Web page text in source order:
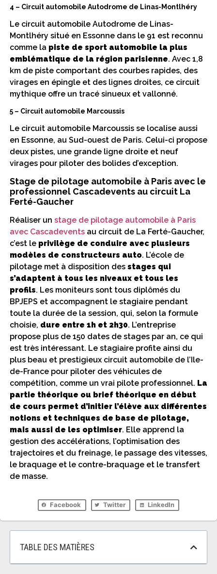
4 – Circuit automobile Autodrome de Linas-Montlhéry
Le circuit automobile Autodrome de Linas-
Montlhéry situé en Essonne dans le 91 est reconnu
comme la piste de sport automobile la plus
emblématique de la région parisienne. Avec 1,8
km de piste comportant des courbes rapides, des
virages en épingle et des lignes droites, ce circuit
mythique offre un tracé sinueux et vallonné.
5 – Circuit automobile Marcoussis
Le circuit automobile Marcoussis se localise aussi
en Essonne, au Sud-ouest de Paris. Celui-ci propose
deux pistes, une grande ligne droite et neuf
virages pour piloter des bolides d’exception.
Stage de pilotage automobile à Paris avec le
professionnel Cascadevents au circuit La
Ferté-Gaucher
Réaliser un stage de pilotage automobile à Paris
avec Cascadevents au circuit de La Ferté-Gaucher,
c’est le privilège de conduire avec plusieurs
modèles de constructeurs auto. L’école de
pilotage met à disposition des stages qui
s’adaptent à tous les niveaux et tous les
profils. Les moniteurs sont tous diplômés du
BPJEPS et accompagnent le stagiaire pendant
toute la durée de la session, qui, selon la formule
choisie, dure entre 1h et 2h30. L’entreprise
propose plus de 150 dates de stages par an, ce qui
est très intéressant. Le stagiaire profite ainsi du
plus beau et prestigieux circuit automobile de l’Ile-
de-France pour piloter des véhicules de
compétition, comme un vrai pilote professionnel. La
partie théorique ou brief théorique en début
de cours permet d’initier l’élève aux différentes
notions et techniques de base de pilotage,
mais aussi de les optimiser. Elle apprend la
gestion des accélérations, l’optimisation des
trajectoires et du freinage, le passage des vitesses,
le braquage et le contre-braquage et le transfert
de masse.
Facebook Twitter LinkedIn
TABLE DES MATIÈRES